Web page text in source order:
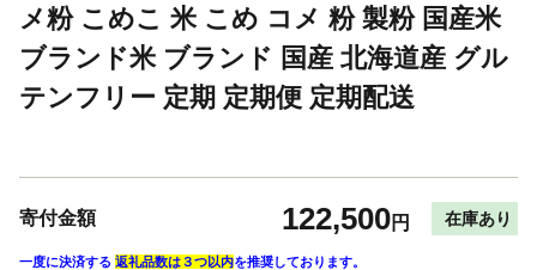
メ粉 こめこ 米 こめ コメ 粉 製粉 国産米
ブランド米 ブランド 国産 北海道産 グル
テンフリー 定期 定期便 定期配送
寄付金額 122,500円 在庫あり
一度に決済する 返礼品数は３つ以内を推奨しております。